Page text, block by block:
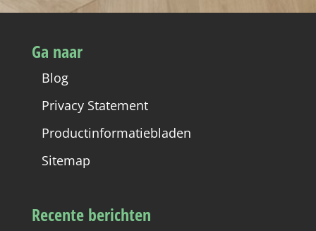
Ga naar
Blog
Privacy Statement
Productinformatiebladen
Sitemap
Recente berichten